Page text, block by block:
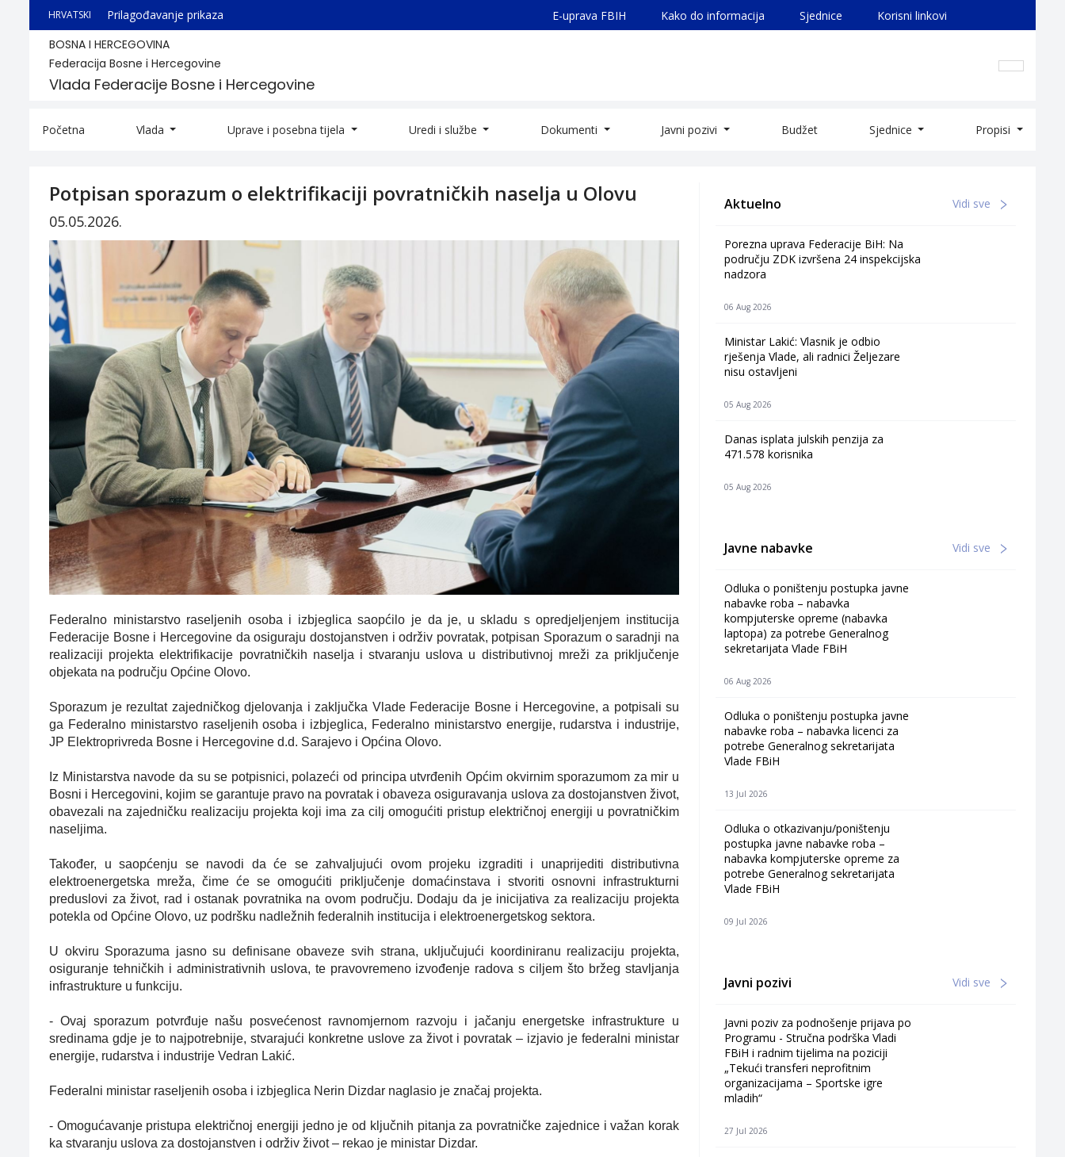
HRVATSKI Prilagođavanje prikaza E-uprava FBIH Kako do informacija Sjednice Korisni linkovi
BOSNA I HERCEGOVINA
Federacija Bosne i Hercegovine
Vlada Federacije Bosne i Hercegovine
Početna Vlada Uprave i posebna tijela Uredi i službe Dokumenti Javni pozivi Budžet Sjednice Propisi
Potpisan sporazum o elektrifikaciji povratničkih naselja u Olovu
05.05.2026.
Federalno ministarstvo raseljenih osoba i izbjeglica saopćilo je da je, u skladu s opredjeljenjem institucija
Federacije Bosne i Hercegovine da osiguraju dostojanstven i održiv povratak, potpisan Sporazum o saradnji na
realizaciji projekta elektrifikacije povratničkih naselja i stvaranju uslova u distributivnoj mreži za priključenje
objekata na području Općine Olovo.
Sporazum je rezultat zajedničkog djelovanja i zaključka Vlade Federacije Bosne i Hercegovine, a potpisali su
ga Federalno ministarstvo raseljenih osoba i izbjeglica, Federalno ministarstvo energije, rudarstva i industrije,
JP Elektroprivreda Bosne i Hercegovine d.d. Sarajevo i Općina Olovo.
Iz Ministarstva navode da su se potpisnici, polazeći od principa utvrđenih Općim okvirnim sporazumom za mir u
Bosni i Hercegovini, kojim se garantuje pravo na povratak i obaveza osiguravanja uslova za dostojanstven život,
obavezali na zajedničku realizaciju projekta koji ima za cilj omogućiti pristup električnoj energiji u povratničkim
naseljima.
Također, u saopćenju se navodi da će se zahvaljujući ovom projeku izgraditi i unaprijediti distributivna
elektroenergetska mreža, čime će se omogućiti priključenje domaćinstava i stvoriti osnovni infrastrukturni
preduslovi za život, rad i ostanak povratnika na ovom području. Dodaju da je inicijativa za realizaciju projekta
potekla od Općine Olovo, uz podršku nadležnih federalnih institucija i elektroenergetskog sektora.
U okviru Sporazuma jasno su definisane obaveze svih strana, uključujući koordiniranu realizaciju projekta,
osiguranje tehničkih i administrativnih uslova, te pravovremeno izvođenje radova s ciljem što bržeg stavljanja
infrastrukture u funkciju.
- Ovaj sporazum potvrđuje našu posvećenost ravnomjernom razvoju i jačanju energetske infrastrukture u
sredinama gdje je to najpotrebnije, stvarajući konkretne uslove za život i povratak – izjavio je federalni ministar
energije, rudarstva i industrije Vedran Lakić.
Federalni ministar raseljenih osoba i izbjeglica Nerin Dizdar naglasio je značaj projekta.
- Omogućavanje pristupa električnoj energiji jedno je od ključnih pitanja za povratničke zajednice i važan korak
ka stvaranju uslova za dostojanstven i održiv život – rekao je ministar Dizdar.
Aktuelno Vidi sve
Porezna uprava Federacije BiH: Na
području ZDK izvršena 24 inspekcijska
nadzora
06 Aug 2026
Ministar Lakić: Vlasnik je odbio
rješenja Vlade, ali radnici Željezare
nisu ostavljeni
05 Aug 2026
Danas isplata julskih penzija za
471.578 korisnika
05 Aug 2026
Javne nabavke Vidi sve
Odluka o poništenju postupka javne
nabavke roba – nabavka
kompjuterske opreme (nabavka
laptopa) za potrebe Generalnog
sekretarijata Vlade FBiH
06 Aug 2026
Odluka o poništenju postupka javne
nabavke roba – nabavka licenci za
potrebe Generalnog sekretarijata
Vlade FBiH
13 Jul 2026
Odluka o otkazivanju/poništenju
postupka javne nabavke roba –
nabavka kompjuterske opreme za
potrebe Generalnog sekretarijata
Vlade FBiH
09 Jul 2026
Javni pozivi Vidi sve
Javni poziv za podnošenje prijava po
Programu - Stručna podrška Vladi
FBiH i radnim tijelima na poziciji
„Tekući transferi neprofitnim
organizacijama – Sportske igre
mladih“
27 Jul 2026